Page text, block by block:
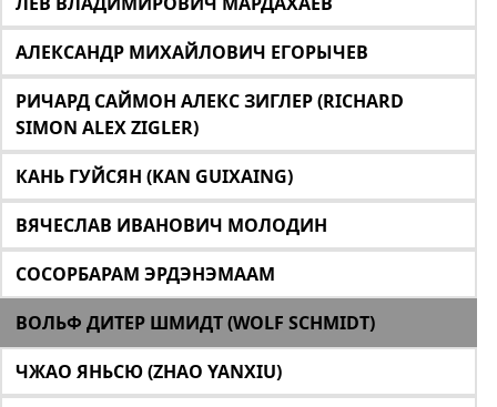
АЛЕКСАНДР МИХАЙЛОВИЧ ЕГОРЫЧЕВ
РИЧАРД САЙМОН АЛЕКС ЗИГЛЕР (RICHARD
SIMON ALEX ZIGLER)
КАНЬ ГУЙСЯН (KAN GUIXAING)
ВЯЧЕСЛАВ ИВАНОВИЧ МОЛОДИН
СОСОРБАРАМ ЭРДЭНЭМААМ
ВОЛЬФ ДИТЕР ШМИДТ (WOLF SCHMIDT)
ЧЖАО ЯНЬСЮ (ZHAO YANXIU)